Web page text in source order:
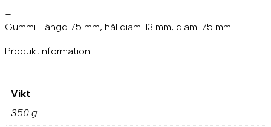
g
+
Gummi. Längd 75 mm, hål diam. 13 mm, diam: 75 mm.
Produktinformation
+
Vikt
350 g